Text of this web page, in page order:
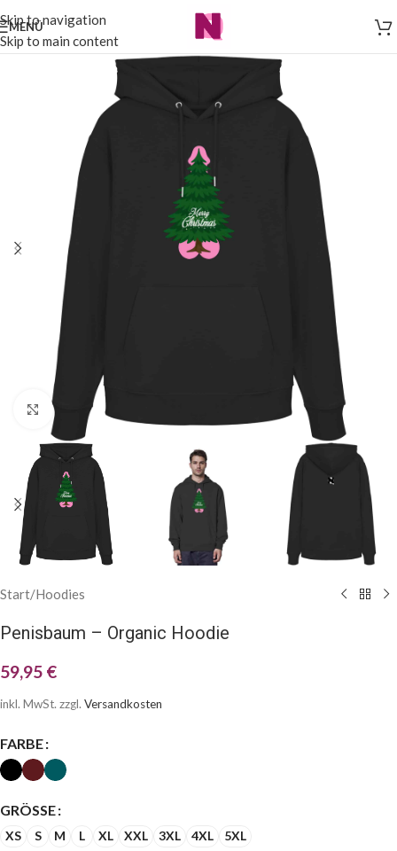
Skip to navigation
Skip to main content
MENÜ
Klick zum Vergrößern
Start/Hoodies
Penisbaum – Organic Hoodie
59,95 €
inkl. MwSt. zzgl. Versandkosten
FARBE
GRÖSSE
XS S M L XL XXL 3XL 4XL 5XL